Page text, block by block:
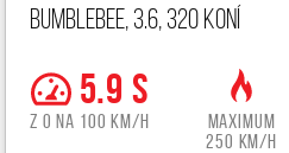
Bumblebee, 3.6, 320 koní
5.9 s
z 0 na 100 km/h
Maximum
250 km/h